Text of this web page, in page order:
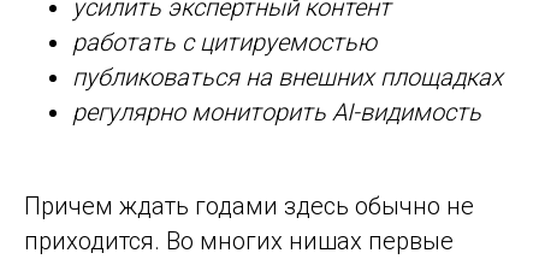
усилить экспертный контент
работать с цитируемостью
публиковаться на внешних площадках
регулярно мониторить AI-видимость
Причем ждать годами здесь обычно не
приходится. Во многих нишах первые